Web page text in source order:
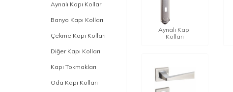
Aynalı Kapı Kolları
Banyo Kapı Kolları
Çekme Kapı Kolları
Diğer Kapı Kolları
Kapı Tokmakları
Oda Kapı Kolları
Aynalı Kapı
Kolları